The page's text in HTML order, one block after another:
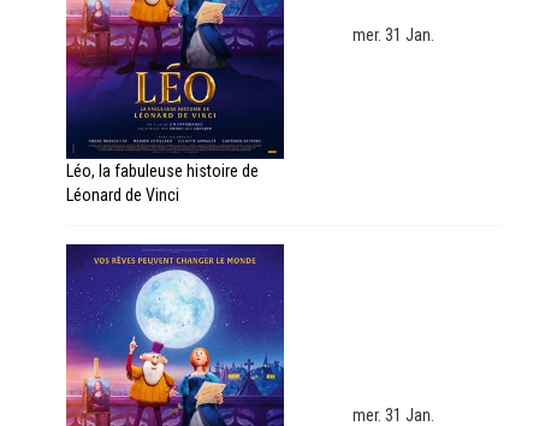
Léo, la fabuleuse histoire de
Léonard de Vinci
mer. 31 Jan.
mer. 31 Jan.